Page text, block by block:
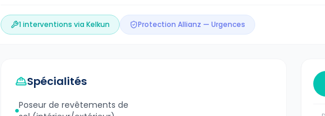
1interventions via Kelkun Protection Allianz — Urgences
Spécialités
Poseur de revêtements de